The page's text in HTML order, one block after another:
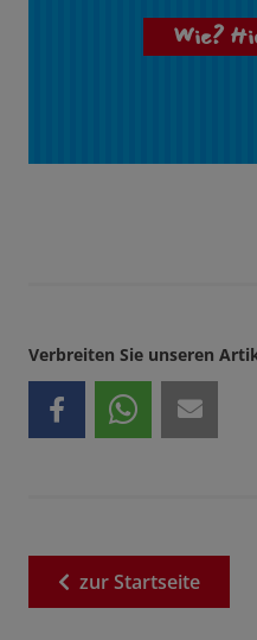
Wie?
Verbreiten Sie unseren
zurStartseite